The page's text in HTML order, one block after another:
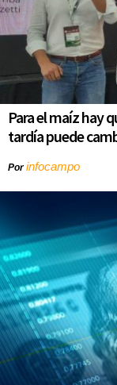
Para el maíz hay
tardía puede
Porinfocampo